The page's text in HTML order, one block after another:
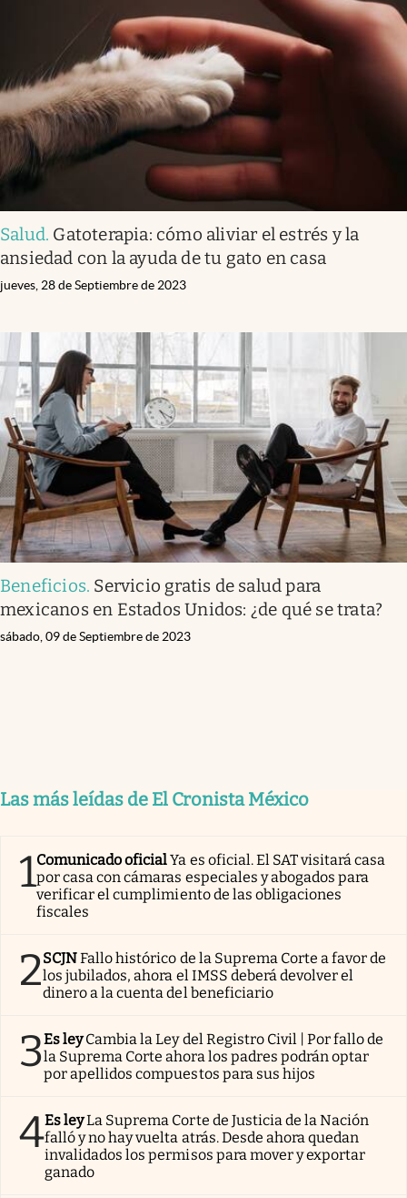
Salud. Gatoterapia: cómo aliviar el estrés y la
ansiedad con la ayuda de tu gato en casa
jueves, 28 de Septiembre de 2023
Beneficios. Servicio gratis de salud para
mexicanos en Estados Unidos: ¿de qué se trata?
sábado, 09 de Septiembre de 2023
Las más leídas de El Cronista México
1Comunicado oficialYa es oficial. El SAT visitará casa
por casa con cámaras especiales y abogados para
verificar el cumplimiento de las obligaciones
fiscales
2SCJNFallo histórico de la Suprema Corte a favor de
los jubilados, ahora el IMSS deberá devolver el
dinero a la cuenta del beneficiario
3Es ley Cambia la Ley del Registro Civil | Por fallo de
la Suprema Corte ahora los padres podrán optar
por apellidos compuestos para sus hijos
4Es leyLa Suprema Corte de Justicia de la Nación
falló y no hay vuelta atrás. Desde ahora quedan
invalidados los permisos para mover y exportar
ganado